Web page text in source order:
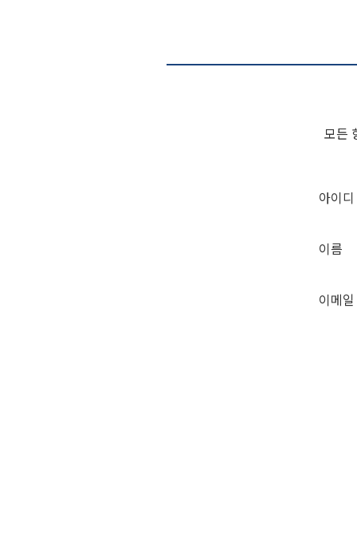
모든
아이디
이름
이메일